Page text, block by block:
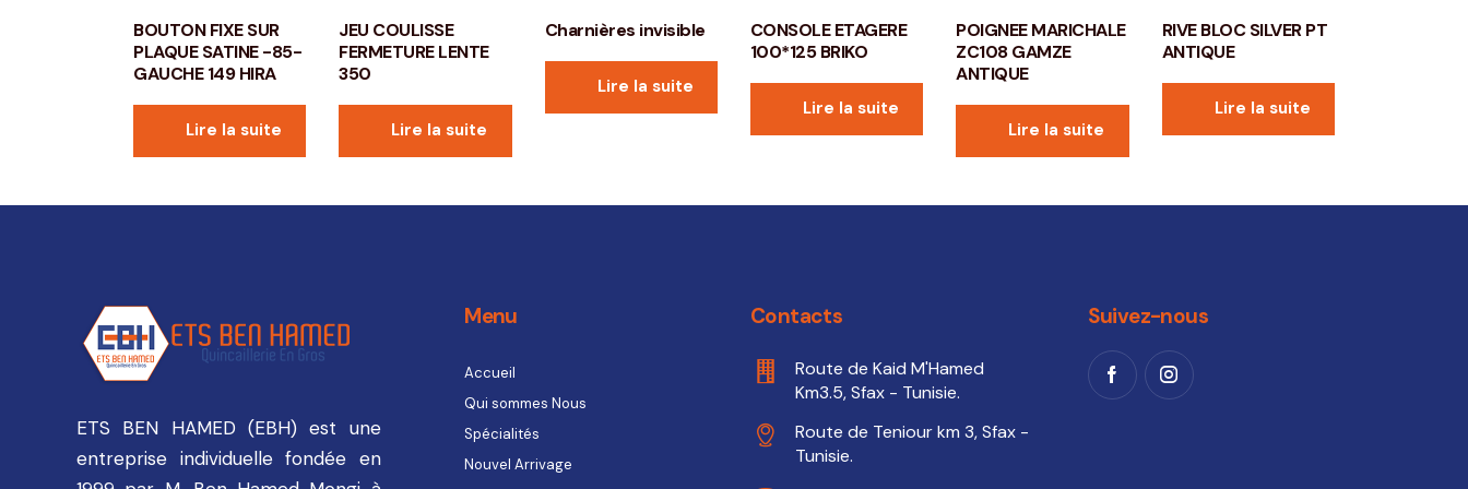
BOUTON FIXE SUR
PLAQUE SATINE -85-
GAUCHE 149 HIRA
Lire la suite
JEU COULISSE
FERMETURE LENTE
350
Lire la suite
Charnières invisible
Lire la suite
CONSOLE ETAGERE
100*125 BRIKO
Lire la suite
POIGNEE MARICHALE
ZC108 GAMZE
ANTIQUE
Lire la suite
RIVE BLOC SILVER PT
ANTIQUE
Lire la suite
ETS BEN HAMED (EBH) est une
entreprise individuelle fondée en
Menu
Accueil
Qui sommes Nous
Spécialités
Nouvel Arrivage
Contacts
Route de Kaid M'Hamed
Km3.5, Sfax - Tunisie.
Route de Teniour km 3, Sfax -
Tunisie.
Suivez-nous